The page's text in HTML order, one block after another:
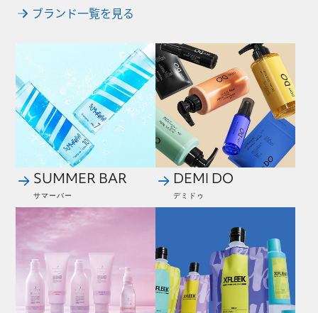
ブランド一覧を見る
SUMMER BAR
サマーバー
DEMI DO
デミドゥ